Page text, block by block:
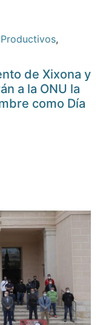
,
de Xixona y
a la ONU la
como Día